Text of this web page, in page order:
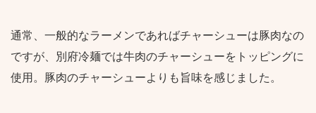
通常、一般的なラーメンであればチャーシューは豚肉なの
ですが、別府冷麺では牛肉のチャーシューをトッピングに
使用。豚肉のチャーシューよりも旨味を感じました。